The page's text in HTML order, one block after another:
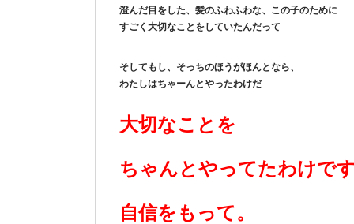
澄んだ目をした、髪のふわふわな、この子のために
すごく大切なことをしていたんだって
そしてもし、そっちのほうがほんとなら、
わたしはちゃーんとやったわけだ
大切なことを
ちゃんとやってたわけです
自信をもって。